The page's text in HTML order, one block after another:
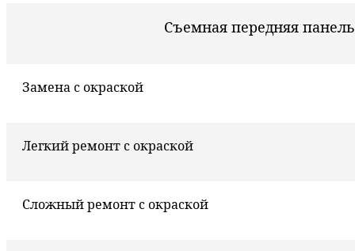
Съемная передняя панель
Замена с окраской
Легкий ремонт с окраской
Сложный ремонт с окраской